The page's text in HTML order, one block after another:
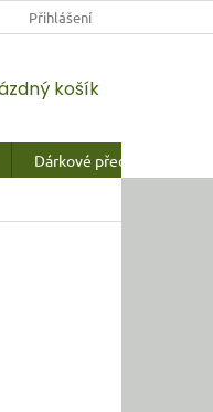
Přihlášení
košík
Dárkové předměty a